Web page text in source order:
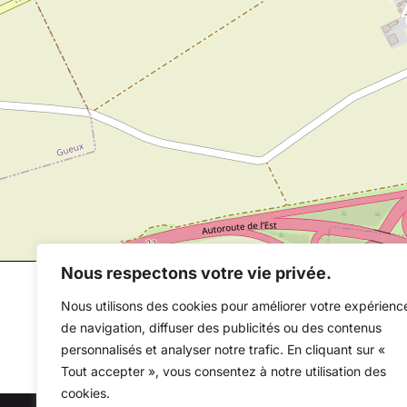
Nous respectons votre vie privée.
Nous utilisons des cookies pour améliorer votre
de navigation, diffuser des publicités ou des contenus
personnalisés et analyser notre trafic. En cliquant sur «
Tout accepter », vous consentez à notre utilisation des
cookies.